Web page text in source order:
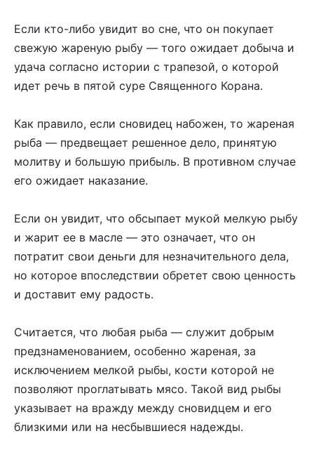
Если кто-либо увидит во сне, что он покупает
свежую жареную рыбу — того ожидает добыча и
удача согласно истории с трапезой, о которой
идет речь в пятой суре Священного Корана.
Как правило, если сновидец набожен, то жареная
рыба — предвещает решенное дело, принятую
молитву и большую прибыль. В противном случае
его ожидает наказание.
Если он увидит, что обсыпает мукой мелкую рыбу
и жарит ее в масле — это означает, что он
потратит свои деньги для незначительного дела,
но которое впоследствии обретет свою ценность
и доставит ему радость.
Считается, что любая рыба — служит добрым
предзнаменованием, особенно жареная, за
исключением мелкой рыбы, кости которой не
позволяют проглатывать мясо. Такой вид рыбы
указывает на вражду между сновидцем и его
близкими или на несбывшиеся надежды.